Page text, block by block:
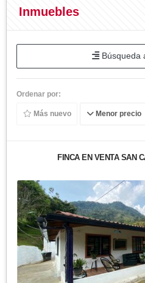
Inmuebles
Búsqueda
Ordenar por:
Más nuevo Menor precio
FINCA EN VENTA SAN